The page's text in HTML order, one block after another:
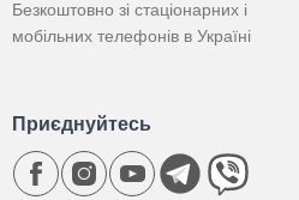
Безкоштовно зі стаціонарних і
мобільних телефонів в Україні
Приєднуйтесь